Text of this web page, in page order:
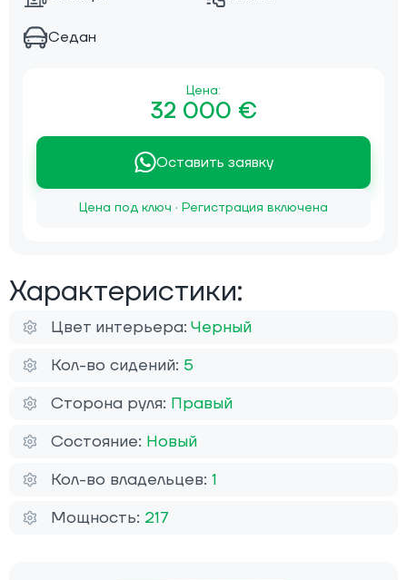
Седан
Цена:
32 000 €
Оставить заявку
Цена под ключ · Регистрация включена
Характеристики:
Цвет интерьера: Черный
Кол-во сидений: 5
Сторона руля: Правый
Состояние: Новый
Кол-во владельцев: 1
Мощность: 217